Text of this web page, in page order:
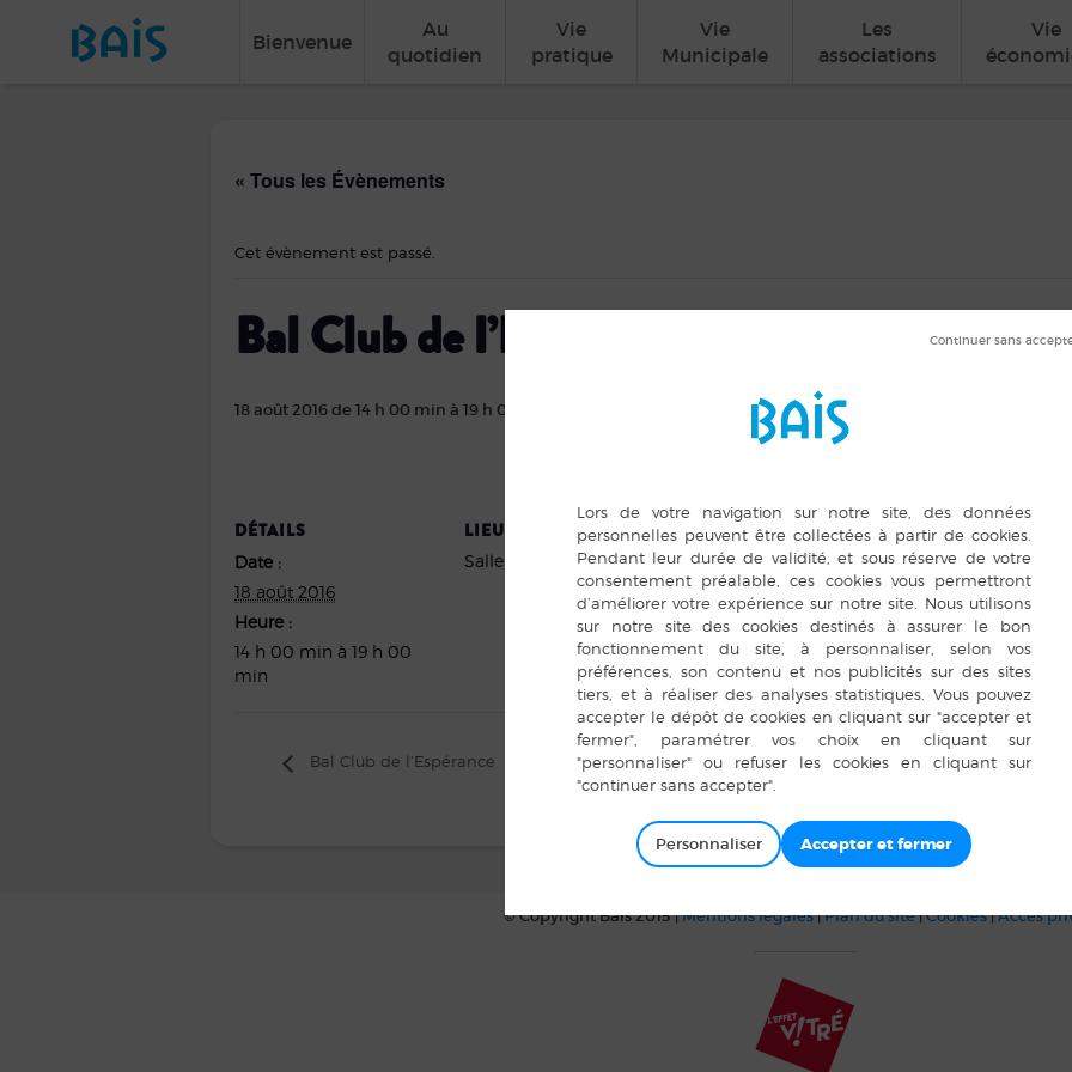
Bienvenue
Au
quotidien
Vie
pratique
Vie
Municipale
Les
associations
Vie
« Tous les Évènements
Cet évènement est passé.
Bal Club de l’Espérance
18 août 2016 de 14 h 00 min à 19 h 00 min
DÉTAILS
Date :
18 août 2016
Heure :
14 h 00 min à 19 h 00
min
LIEU
Salle Unisson
ORGANISATEUR
Club de L’Espérance
Bal Club de l’Espérance
© Copyright Bais 2015 |Mentions légales|Plan du site|Cookies|Accès
Personnaliser